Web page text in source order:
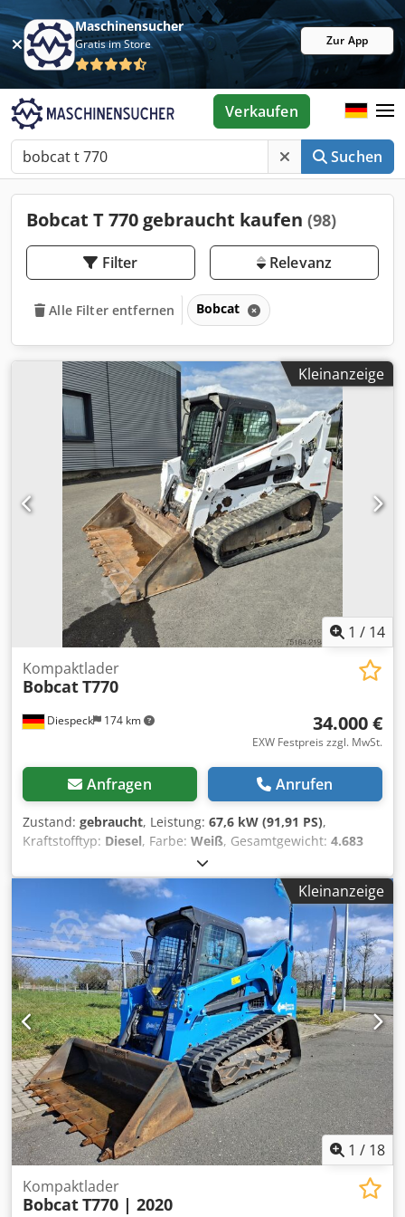
Maschinensucher
Gratis im Store Zur App
Suchen
Verkaufen
Bobcat T 770 gebraucht kaufen (98)
Filter Relevanz
Alle Filter entfernen Bobcat
Kleinanzeige
1 / 14
Diespeck 174 km
Kompaktlader
BobcatT770
34.000 €
EXW Festpreis zzgl. MwSt.
Anfragen Anrufen
Zustand: gebraucht, Leistung: 67,6 kW (91,91 PS),
Kraftstofftyp: Diesel, Farbe: Weiß, Gesamtgewicht: 4.683
, Baujahr:
Betriebsstunden:3.711 h, Ausstattung:Gummiketten,
Schnellwechseleinrichtung Schnellwechsler Dsdpfjy S
Aaqsx Amrsck Irrtümer vorbehalten
Kleinanzeige
1 / 18
Kompaktlader
BobcatT770 | 2020